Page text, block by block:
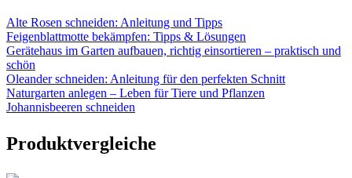
Alte Rosen schneiden: Anleitung und Tipps
Feigenblattmotte bekämpfen: Tipps & Lösungen
Gerätehaus im Garten aufbauen, richtig einsortieren – praktisch und
schön
Oleander schneiden: Anleitung für den perfekten Schnitt
Naturgarten anlegen – Leben für Tiere und Pflanzen
Johannisbeeren schneiden
Produktvergleiche